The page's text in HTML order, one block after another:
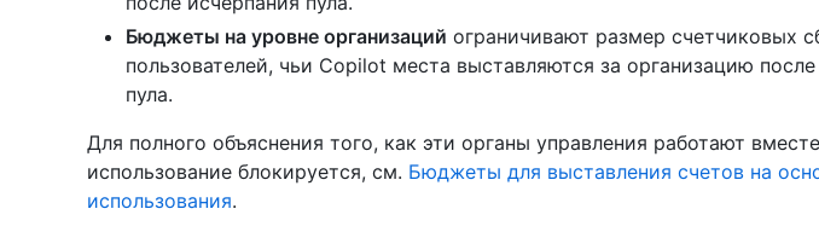
Бюджеты на уровне организаций ограничивают размер счетчиковых
пользователей, чьи Copilot места выставляются за организацию
пула.
Для полного объяснения того, как эти органы управления работают
использование блокируется, см. Бюджеты для выставления счетов на
использования.